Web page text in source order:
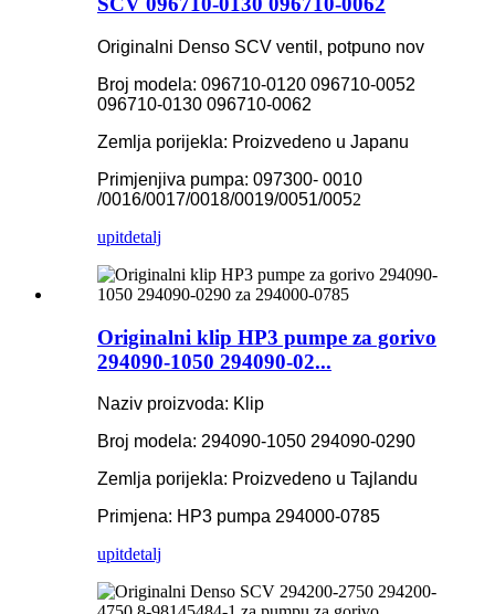
Originalni Denso SCV ventil, potpuno nov
Broj modela: 096710-0120 096710-0052
096710-0130 096710-0062
Zemlja porijekla: Proizvedeno u Japanu
Primjenjiva pumpa: 097300- 0010
/0016/0017/0018/0019/0051/0052
upitdetalj
Originalni klip HP3 pumpe za gorivo
294090-1050 294090-02...
Naziv proizvoda: Klip
Broj modela: 294090-1050 294090-0290
Zemlja porijekla: Proizvedeno u Tajlandu
Primjena: HP3 pumpa 294000-0785
upitdetalj